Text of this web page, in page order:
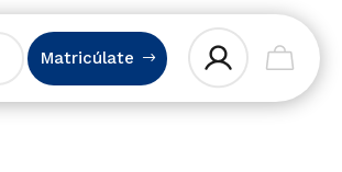
Matricúlate